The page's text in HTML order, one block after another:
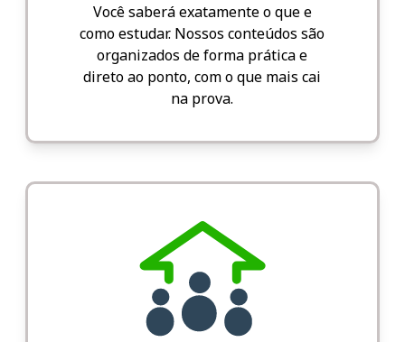
Você saberá exatamente o que e
como estudar. Nossos conteúdos são
organizados de forma prática e
direto ao ponto, com o que mais cai
na prova.